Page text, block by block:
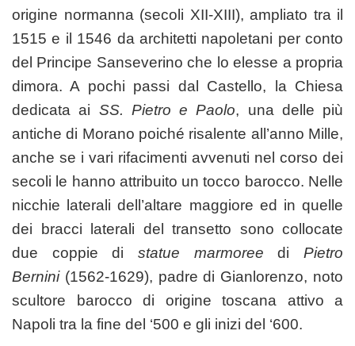
origine normanna (secoli XII-XIII), ampliato tra il
1515 e il 1546 da architetti napoletani per conto
del Principe Sanseverino che lo elesse a propria
dimora. A pochi passi dal Castello, la Chiesa
dedicata ai SS. Pietro e Paolo, una delle più
antiche di Morano poiché risalente all’anno Mille,
anche se i vari rifacimenti avvenuti nel corso dei
secoli le hanno attribuito un tocco barocco. Nelle
nicchie laterali dell’altare maggiore ed in quelle
dei bracci laterali del transetto sono collocate
due coppie di statue marmoree diPietro
Bernini (1562-1629), padre di Gianlorenzo, noto
scultore barocco di origine toscana attivo a
Napoli tra la fine del ‘500 e gli inizi del ‘600.